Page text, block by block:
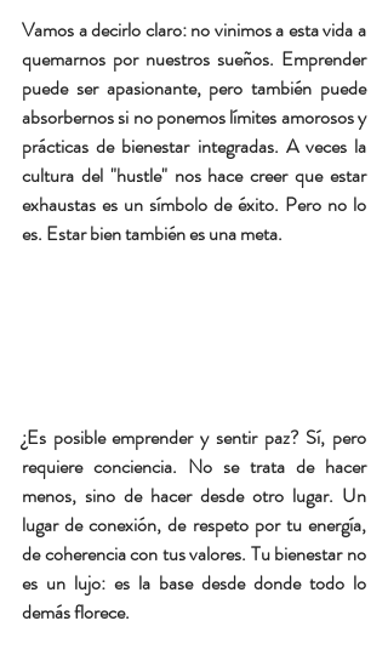
Vamos a decirlo claro: no vinimos a esta vida a
quemarnos por nuestros sueños. Emprender
puede ser apasionante, pero también puede
absorbernos si no ponemos límites amorosos y
prácticas de bienestar integradas. A veces la
cultura del "hustle" nos hace creer que estar
exhaustas es un símbolo de éxito. Pero no lo
es. Estar bien también es una meta.
¿Es posible emprender y sentir paz? Sí, pero
requiere conciencia. No se trata de hacer
menos, sino de hacer desde otro lugar. Un
lugar de conexión, de respeto por tu energía,
de coherencia con tus valores. Tu bienestar no
es un lujo: es la base desde donde todo lo
demás florece.